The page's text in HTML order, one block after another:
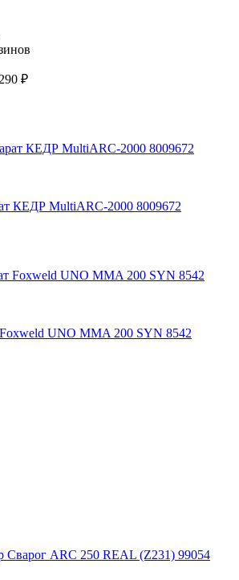
₽
КЕДР MultiARC-2000 8009672
UNO MMA 200 SYN 8542
Сварог ARC 250 REAL (Z231) 99054